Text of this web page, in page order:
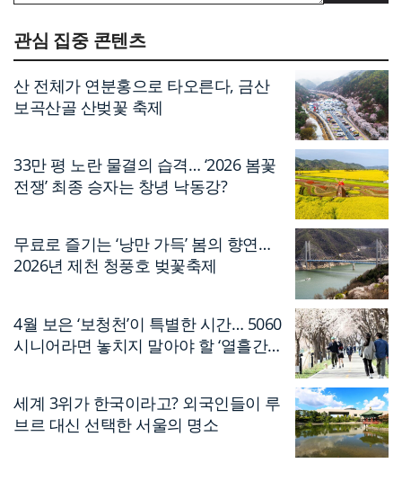
관심 집중 콘텐츠
산 전체가 연분홍으로 타오른다, 금산
보곡산골 산벚꽃 축제
33만 평 노란 물결의 습격… ‘2026 봄꽃
전쟁’ 최종 승자는 창녕 낙동강?
무료로 즐기는 ‘낭만 가득’ 봄의 향연…
2026년 제천 청풍호 벚꽃축제
4월 보은 ‘보청천’이 특별한 시간… 5060
시니어라면 놓치지 말아야 할 ‘열흘간의
세계 3위가 한국이라고? 외국인들이 루
브르 대신 선택한 서울의 명소